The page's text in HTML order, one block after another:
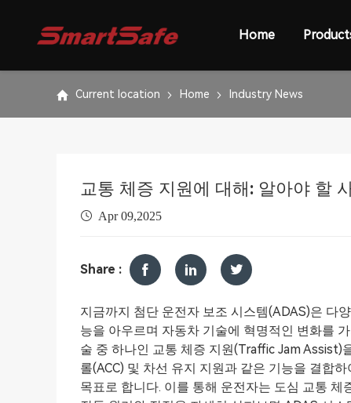
Home
Current location Home Industry News
교통 체증 지원에 대해: 알아야 할
Apr 09,2025
Share :
지금까지 첨단 운전자 보조 시스템(ADAS)은 다
능을 아우르며 자동차 기술에 혁명적인 변화를
술 중 하나인 교통 체증 지원(Traffic Jam Assist)
롤(ACC) 및 차선 유지 지원과 같은 기능을 결합
목표로 합니다. 이를 통해 운전자는 도심 교통